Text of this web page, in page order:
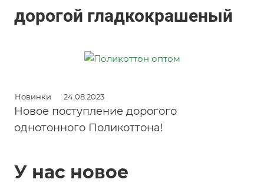
дорогой гладкокрашеный
Новинки 24.08.2023
Новое поступление дорогого
однотонного Поликоттона!
У нас новое